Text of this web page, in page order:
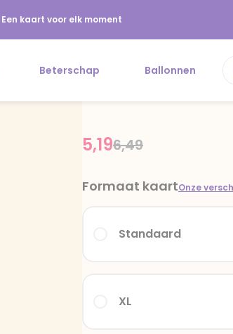
Een kaart voor elk moment
Beterschap Ballonnen
Price reduced
6,49to
5,19
Formaat kaartOnze
XL
Standaard